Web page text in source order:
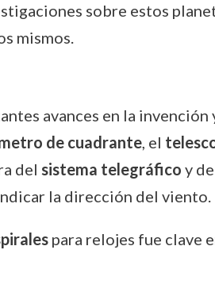
sobre estos
mismos.
avances en la
de cuadrante, el
del sistema telegráfico y
la dirección del viento.
para relojes fue clave